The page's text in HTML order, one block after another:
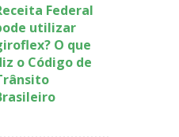
Federal
utilizar
O que
o Código de